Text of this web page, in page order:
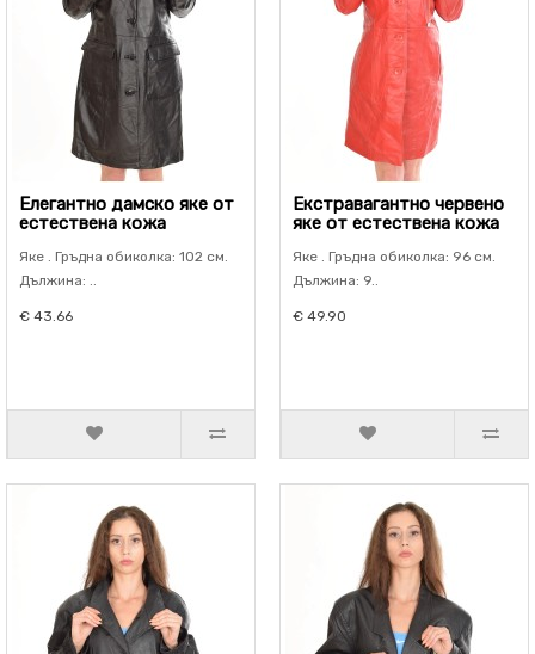
Елегантно дамско яке от
естествена кожа
Яке . Гръдна обиколка: 102 см.
Дължина: ..
€ 43.66
Екстравагантно червено
яке от естествена кожа
Яке . Гръдна обиколка: 96 см.
Дължина: 9..
€ 49.90